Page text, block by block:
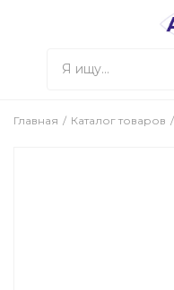
Главная Каталог товаров